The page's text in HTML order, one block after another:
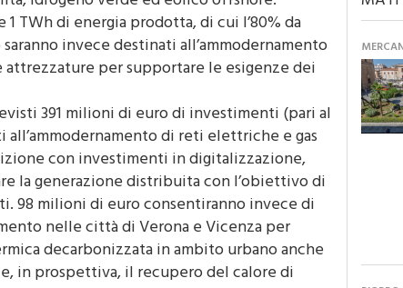
idrogeno verde ed eolico offshore.
TWh di energia prodotta, di cui l’80% da
invece destinati all’ammodernamento
per supportare le esigenze dei
391 milioni di euro di investimenti (pari al
di reti elettriche e gas
con investimenti in digitalizzazione,
la generazione distribuita con l’obiettivo di
98 milioni di euro consentiranno invece di
nelle città di Verona e Vicenza per
decarbonizzata in ambito urbano anche